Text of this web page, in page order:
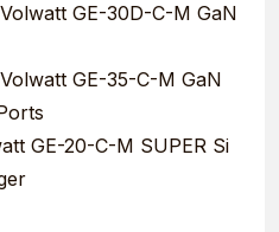
GE-30D-C-M GaN
GE-35-C-M GaN
GE-20-C-M SUPER Si